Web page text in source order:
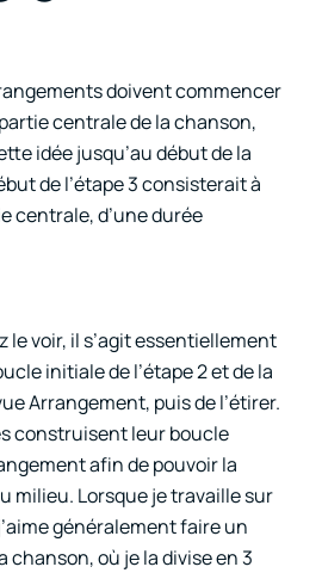
doivent commencer
centrale de la chanson,
idée jusqu’au début de la
de l’étape 3 consisterait à
centrale, d’une durée
le voir, il s’agit essentiellement
initiale de l’étape 2 et de la
Arrangement, puis de l’étirer.
construisent leur boucle
afin de pouvoir la
milieu. Lorsque je travaille sur
généralement faire un
chanson, où je la divise en 3